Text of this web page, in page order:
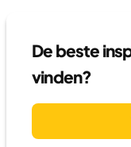
De beste inspectie pannendak offerte
vinden?